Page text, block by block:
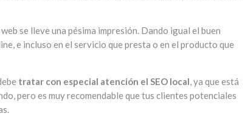
se lleve una pésima impresión. Dando igual el buen
e incluso en el servicio que presta o en el producto que
tratar con especial atención el SEO local, ya que está
pero es muy recomendable que tus clientes potenciales